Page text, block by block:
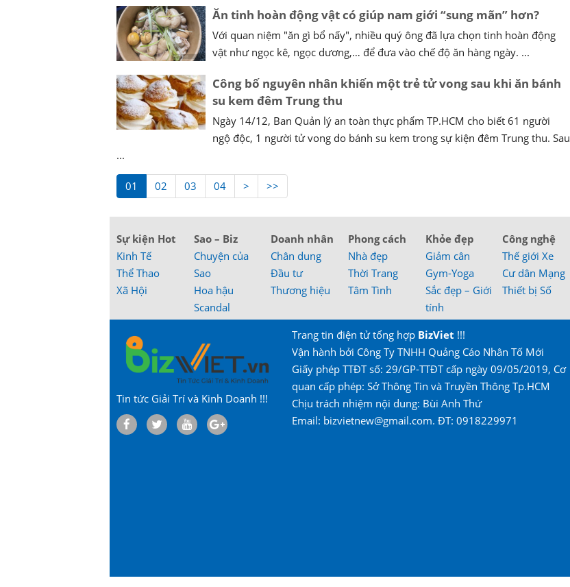
Ăn tinh hoàn động vật có giúp nam giới “sung mãn” hơn?
Với quan niệm "ăn gì bổ nấy", nhiều quý ông đã lựa chọn tinh hoàn động
vật như ngọc kê, ngọc dương,… để đưa vào chế độ ăn hàng ngày. ...
Công bố nguyên nhân khiến một trẻ tử vong sau khi ăn bánh
su kem đêm Trung thu
Ngày 14/12, Ban Quản lý an toàn thực phẩm TP.HCM cho biết 61 người
ngộ độc, 1 người tử vong do bánh su kem trong sự kiện đêm Trung thu. Sau
...
01 02 03 04 > >>
Sự kiện Hot
Kinh Tế
Thể Thao
Xã Hội
Sao – Biz
Chuyện của
Sao
Hoa hậu
Scandal
Doanh nhân
Chân dung
Đầu tư
Thương hiệu
Phong cách
Nhà đẹp
Thời Trang
Tâm Tình
Khỏe đẹp
Giảm cân
Gym-Yoga
Sắc đẹp – Giới
tính
Công nghệ
Thế giới Xe
Cư dân Mạng
Thiết bị Số
Tin tức Giải Trí và Kinh Doanh !!!
Trang tin điện tử tổng hợp BizViet !!!
Vận hành bởi Công Ty TNHH Quảng Cáo Nhân Tố Mới
Giấy phép TTĐT số: 29/GP-TTĐT cấp ngày 09/05/2019, Cơ
quan cấp phép: Sở Thông Tin và Truyền Thông Tp.HCM
Chịu trách nhiệm nội dung: Bùi Anh Thứ
Email: bizvietnew@gmail.com. ĐT: 0918229971